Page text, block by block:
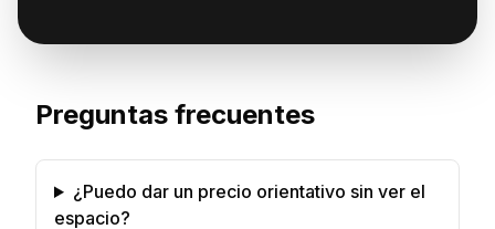
Preguntas frecuentes
¿Puedo dar un precio orientativo sin ver el
espacio?